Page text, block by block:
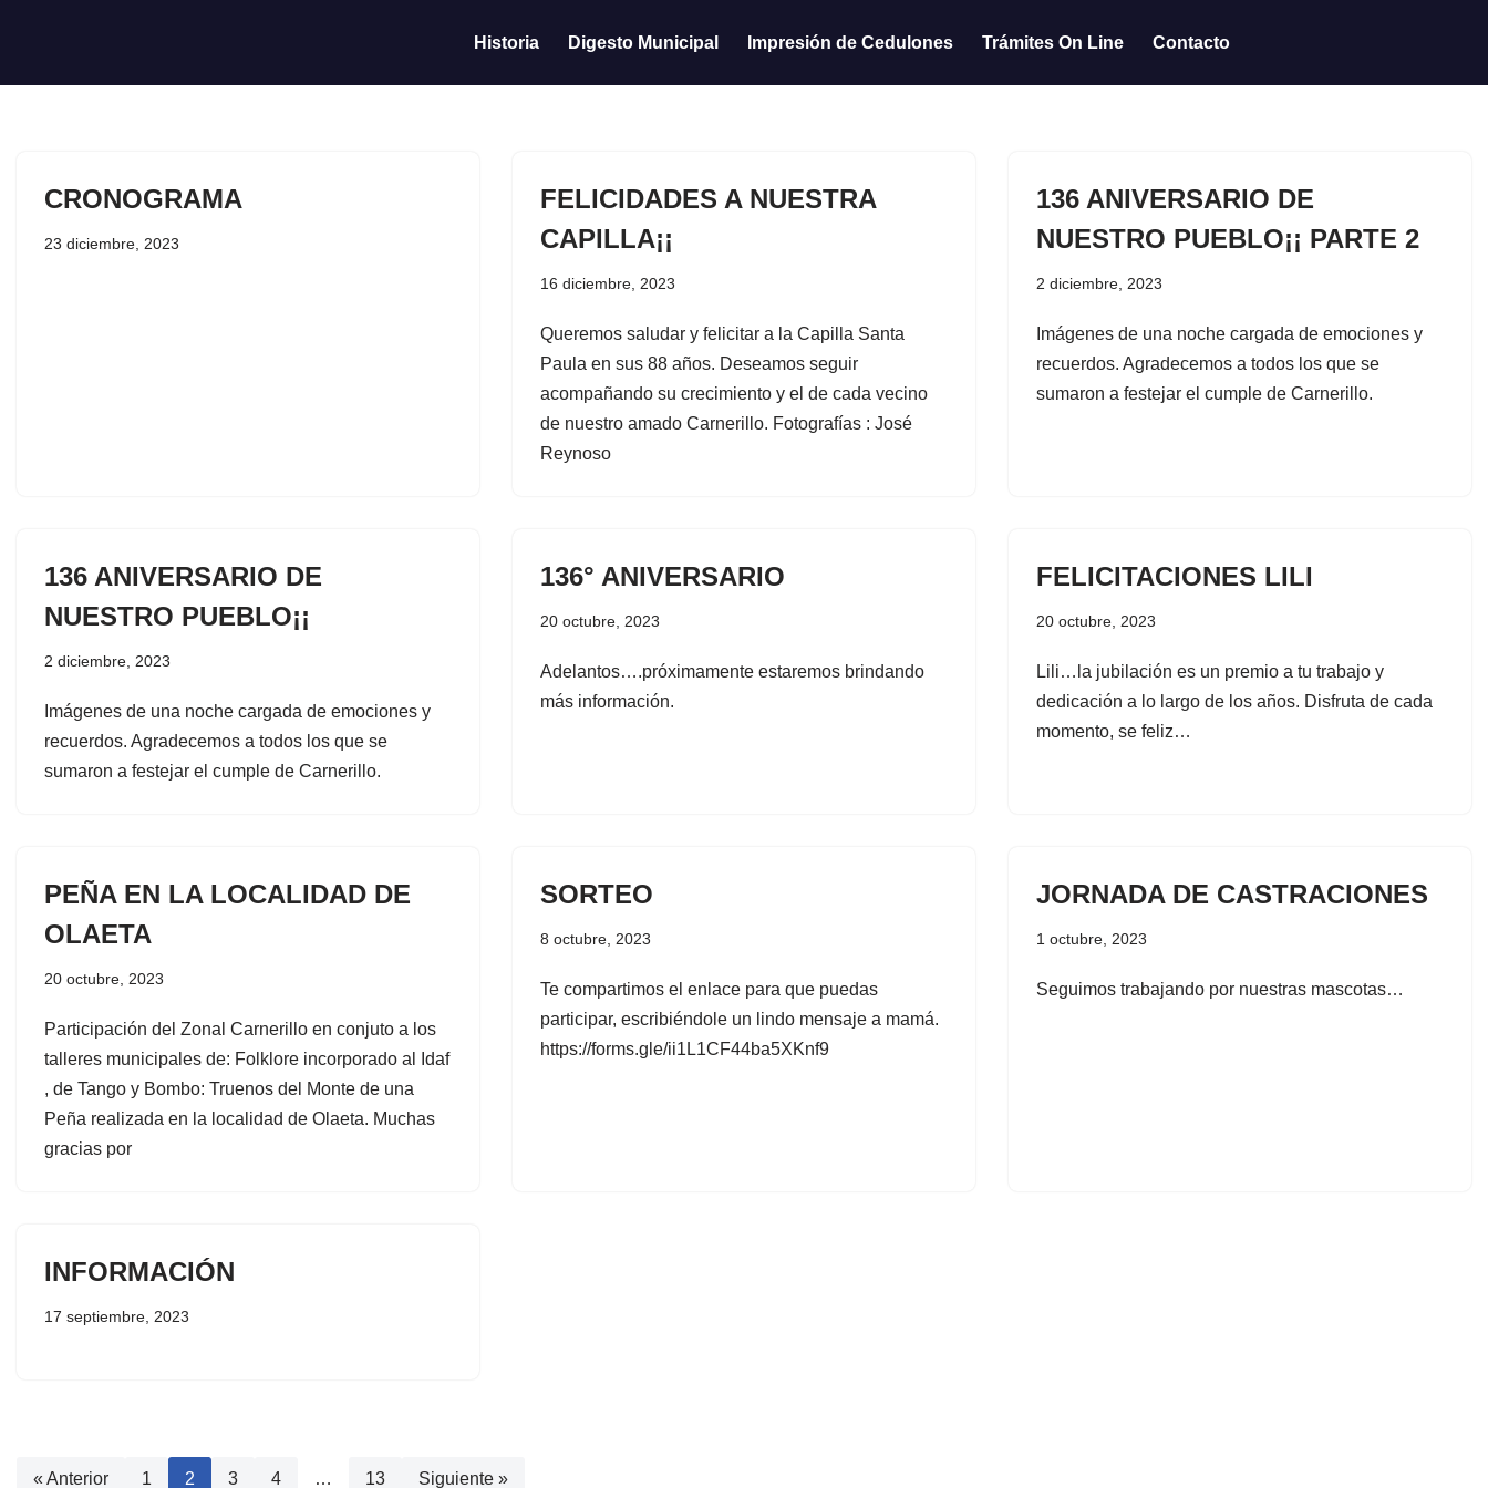
al
Historia Digesto Municipal Impresión de Cedulones Trámites On Line Contacto
CRONOGRAMA
23 diciembre, 2023
FELICIDADES A NUESTRA
CAPILLA¡¡
16 diciembre, 2023
Queremos saludar y felicitar a la Capilla Santa
Paula en sus 88 años. Deseamos seguir
acompañando su crecimiento y el de cada vecino
de nuestro amado Carnerillo. Fotografías : José
Reynoso
136 ANIVERSARIO DE
NUESTRO PUEBLO¡¡ PARTE 2
2 diciembre, 2023
Imágenes de una noche cargada de emociones y
recuerdos. Agradecemos a todos los que se
sumaron a festejar el cumple de Carnerillo.
136 ANIVERSARIO DE
NUESTRO PUEBLO¡¡
2 diciembre, 2023
Imágenes de una noche cargada de emociones y
recuerdos. Agradecemos a todos los que se
sumaron a festejar el cumple de Carnerillo.
136° ANIVERSARIO
20 octubre, 2023
Adelantos….próximamente estaremos brindando
más información.
FELICITACIONES LILI
20 octubre, 2023
Lili…la jubilación es un premio a tu trabajo y
dedicación a lo largo de los años. Disfruta de cada
momento, se feliz…
PEÑA EN LA LOCALIDAD DE
OLAETA
20 octubre, 2023
Participación del Zonal Carnerillo en conjuto a los
talleres municipales de: Folklore incorporado al Idaf
, de Tango y Bombo: Truenos del Monte de una
Peña realizada en la localidad de Olaeta. Muchas
gracias por
SORTEO
8 octubre, 2023
Te compartimos el enlace para que puedas
participar, escribiéndole un lindo mensaje a mamá.
https://forms.gle/ii1L1CF44ba5XKnf9
JORNADA DE CASTRACIONES
1 octubre, 2023
Seguimos trabajando por nuestras mascotas…
INFORMACIÓN
17 septiembre, 2023
« Anterior 1 2 3 4 … 13 Siguiente »